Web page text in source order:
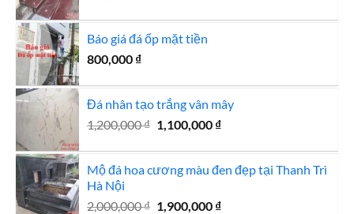
Báo giá đá ốp mặt tiền
800,000 ₫
Đá nhân tạo trắng vân mây
1,200,000₫ Giá
1,200,000 ₫.
1,100,000 ₫Giá
là:
Mộ đá hoa cương màu đen đẹp tại Thanh Trì
Hà Nội
2,000,000₫ Giá
1,900,000 ₫Giá